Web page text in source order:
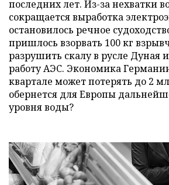
последних лет. Из-за нехватки
сокращается выработка
остановилось речное
пришлось взорвать 100 кг
разрушить скалу в русле Дуная
работу АЭС. Экономика
квартале может потерять до 2
обернется для Европы
уровня воды?